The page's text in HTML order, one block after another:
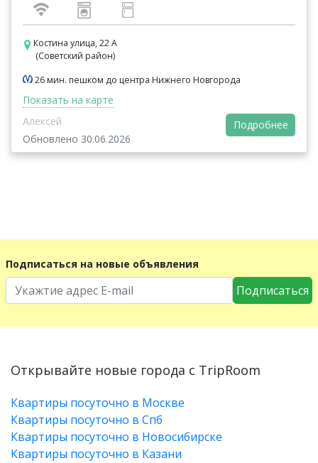
Костина улица, 22 А
(Советский район)
26 мин. пешком до центра Нижнего Новгорода
Показать на карте
Алексей
Обновлено 30.06.2026
Подробнее
Подписаться на новые объявления
Подписаться
Открывайте новые города с TripRoom
Квартиры посуточно в Москве
Квартиры посуточно в Спб
Квартиры посуточно в Новосибирске
Квартиры посуточно в Казани